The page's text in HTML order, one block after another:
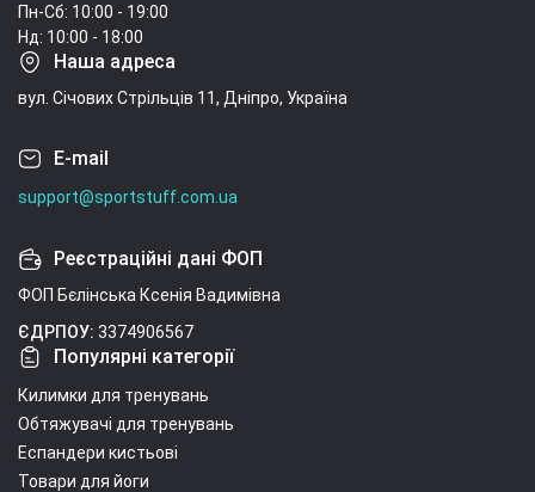
Пн-Сб: 10:00 - 19:00
Нд: 10:00 - 18:00
Наша адреса
вул. Січових Стрільців 11, Дніпро, Україна
E-mail
support@sportstuff.com.ua
Реєстраційні дані ФОП
ФОП Бєлінська Ксенія Вадимівна
ЄДРПОУ: 3374906567
Популярні категорії
Килимки для тренувань
Обтяжувачі для тренувань
Еспандери кистьові
Товари для йоги